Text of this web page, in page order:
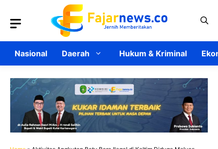
Nasional Daerah Hukum & Kriminal